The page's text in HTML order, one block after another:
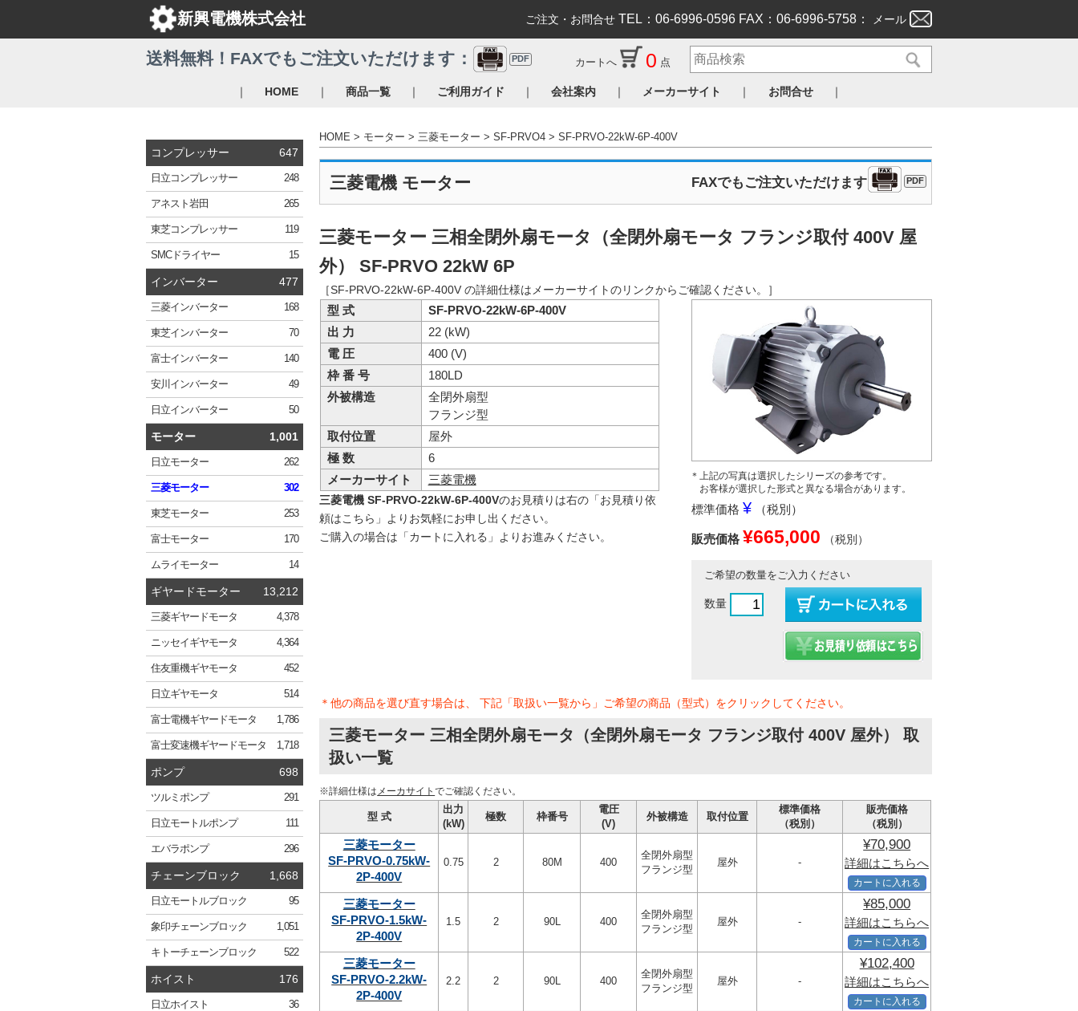
新興電機株式会社 ご注文・お問合せ TEL：06-6996-0596 FAX：06-6996-5758： メール
｜ HOME ｜ 商品一覧 ｜ ご利用ガイド ｜ 会社案内 ｜ メーカーサイト ｜ お問合せ ｜
コンプレッサー 647
日立コンプレッサー 248
アネスト岩田 265
東芝コンプレッサー 119
SMCドライヤー 15
インバーター 477
三菱インバーター 168
東芝インバーター 70
富士インバーター 140
安川 インバーター 49
日立インバーター 50
モーター 1,001
日立モーター 262
三菱モーター 302
東芝モーター 253
富士モーター 170
ムライモーター 14
ギヤードモーター 13,212
三菱ギヤードモータ 4,378
ニッセイギヤモータ 4,364
住友重機ギヤモータ 452
日立ギヤモータ 514
富士電機ギヤードモータ 1,786
富士変速機ギヤードモータ 1,718
ポンプ 698
ツルミ ポンプ 291
日立モートルポンプ 111
エバラポンプ 296
チェーンブロック 1,668
日立モートルブロック 95
象印チェーンブロック 1,051
キトーチェーンブロック 522
ホイスト 176
日立ホイスト 36
送料無料！FAXでもご注文いただけます： PDF カートへ 0 点
HOME モーター 三菱モーター SF-PRVO4 SF-PRVO-22kW-6P-400V
三菱電機 モーター FAXでもご注文いただけます PDF
三菱モーター 三相全閉外扇モータ（全閉外扇モータ フランジ取付 400V 屋
外） SF-PRVO 22kW 6P
［SF-PRVO-22kW-6P-400V の詳細仕様はメーカーサイトのリンクからご確認ください。］
＊上記の写真は選択したシリーズの参考です。
お客様が選択した形式と異なる場合があります。
標準価格 ¥ （税別）
販売価格 ¥665,000 （税別）
ご希望の数量をご入力ください
数量
型 式
SF-PRVO-22kW-6P-400V
出 力
22 (kW)
電 圧
400 (V)
枠 番 号
180LD
外被構造
全閉外扇型
フランジ型
取付位置
屋外
極 数
6
メーカーサイト
三菱電機
三菱電機 SF-PRVO-22kW-6P-400Vのお見積りは右の「お見積り依
頼はこちら」よりお気軽にお申し出ください。
ご購入の場合は「カートに入れる」よりお進みください。
＊他の商品を選び直す場合は、 下記「取扱い一覧から」ご希望の商品（型式）をクリックしてください。
三菱モーター 三相全閉外扇モータ（全閉外扇モータ フランジ取付 400V 屋外） 取
扱い一覧
※詳細仕様は メーカサイトでご確認ください。
型 式
出力
(kW)
極数 枠番号
電圧
(V)
外被構造 取付位置
標準価格
（税別）
販売価格
（税別）
三菱モーター
SF-PRVO-0.75kW-
2P-400V
0.75 2 80M 400
全閉外扇型
フランジ型
屋外 -
¥70,900
詳細はこちらへ
カートに入れる
三菱モーター
SF-PRVO-1.5kW-
2P-400V
1.5 2 90L 400
全閉外扇型
フランジ型
屋外 -
¥85,000
詳細はこちらへ
カートに入れる
三菱モーター
SF-PRVO-2.2kW-
2P-400V
2.2 2 90L 400
全閉外扇型
フランジ型
屋外 -
¥102,400
詳細はこちらへ
カートに入れる